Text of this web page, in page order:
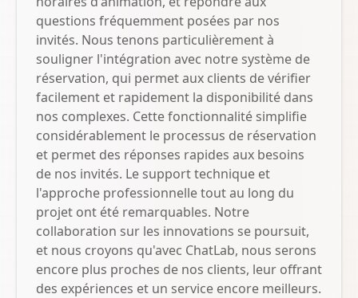
questions fréquemment posées par nos
invités. Nous tenons particulièrement à
souligner l'intégration avec notre système de
réservation, qui permet aux clients de vérifier
facilement et rapidement la disponibilité dans
nos complexes. Cette fonctionnalité simplifie
considérablement le processus de réservation
et permet des réponses rapides aux besoins
de nos invités. Le support technique et
l'approche professionnelle tout au long du
projet ont été remarquables. Notre
collaboration sur les innovations se poursuit,
et nous croyons qu'avec ChatLab, nous serons
encore plus proches de nos clients, leur offrant
des expériences et un service encore meilleurs.